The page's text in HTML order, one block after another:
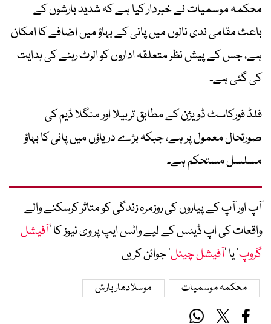
محکمہ موسمیات نے خبردار کیا ہے کہ شدید بارشوں کے
باعث مقامی ندی نالوں میں پانی کے بہاؤ میں اضافے کا امکان
ہے، جس کے پیش نظر متعلقہ اداروں کو الرٹ رہنے کی ہدایت
کی گئی ہے۔
فلڈ فورکاسٹ ڈویژن کے مطابق تربیلا اور منگلا ڈیم کی
صورتحال معمول پر ہے، جبکہ بڑے دریاؤں میں پانی کا بہاؤ
مسلسل مستحکم ہے۔
آپ اور آپ کے پیاروں کی روزمرہ زندگی کو متاثر کرسکنے والے
واقعات کی اپ ڈیٹس کے لیے واٹس ایپ پر وی نیوز کا ’آفیشل
گروپ‘ یا ’آفیشل چینل‘ جوائن کریں
محکمہ موسمیات موسلادھار بارش